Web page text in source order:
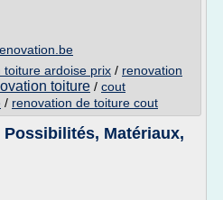
toiture ardoise prix / renovation
toiture / cout
/ renovation de toiture cout
Matériaux,